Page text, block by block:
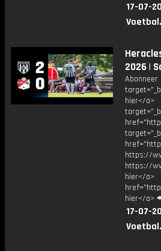
17-07-
2026 |
hier</
https://
https://
hier</a>
17-07-